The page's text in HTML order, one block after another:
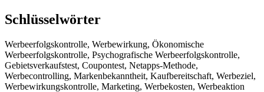
Schlüsselwörter
Werbeerfolgskontrolle, Werbewirkung, Ökonomische
Werbeerfolgskontrolle, Psychografische Werbeerfolgskontrolle,
Gebietsverkaufstest, Coupontest, Netapps-Methode,
Werbecontrolling, Markenbekanntheit, Kaufbereitschaft, Werbeziel,
Werbewirkungskontrolle, Marketing, Werbekosten, Werbeaktion